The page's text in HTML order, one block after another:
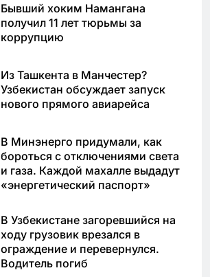
Бывший хоким Намангана
получил 11 лет тюрьмы за
коррупцию
Из Ташкента в Манчестер?
Узбекистан обсуждает запуск
нового прямого авиарейса
В Минэнерго придумали, как
бороться с отключениями света
и газа. Каждой махалле выдадут
«энергетический паспорт»
В Узбекистане загоревшийся на
ходу грузовик врезался в
ограждение и перевернулся.
Водитель погиб